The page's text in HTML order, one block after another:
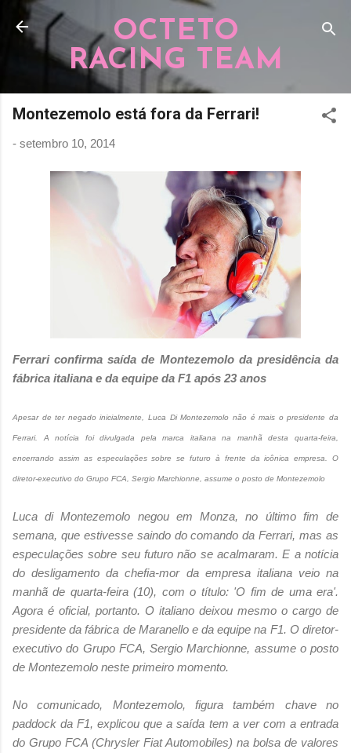
Pular para o conteúdo principal
OCTETO
RACING TEAM
Montezemolo está fora da Ferrari!
- setembro 10, 2014
Ferrari confirma saída de Montezemolo da presidência da
fábrica italiana e da equipe da F1 após 23 anos
Apesar de ter negado inicialmente, Luca Di Montezemolo não é mais o presidente da
Ferrari. A notícia foi divulgada pela marca italiana na manhã desta quarta-feira,
encerrando assim as especulações sobre se futuro à frente da icônica empresa. O
diretor-executivo do Grupo FCA, Sergio Marchionne, assume o posto de Montezemolo
Luca di Montezemolo negou em Monza, no último fim de
semana, que estivesse saindo do comando da Ferrari, mas as
especulações sobre seu futuro não se acalmaram. E a notícia
do desligamento da chefia-mor da empresa italiana veio na
manhã de quarta-feira (10), com o título: 'O fim de uma era'.
Agora é oficial, portanto. O italiano deixou mesmo o cargo de
presidente da fábrica de Maranello e da equipe na F1. O diretor-
executivo do Grupo FCA, Sergio Marchionne, assume o posto
de Montezemolo neste primeiro momento.
No comunicado, Montezemolo, figura também chave no
paddock da F1, explicou que a saída tem a ver com a entrada
do Grupo FCA (Chrysler Fiat Automobiles) na bolsa de valores